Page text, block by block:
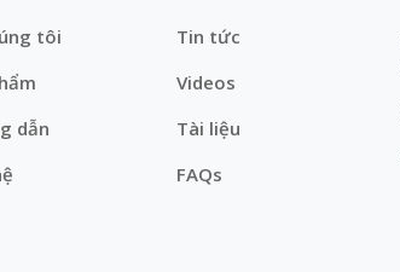
tôi
dẫn
Tin tức
Videos
Tài liệu
FAQs